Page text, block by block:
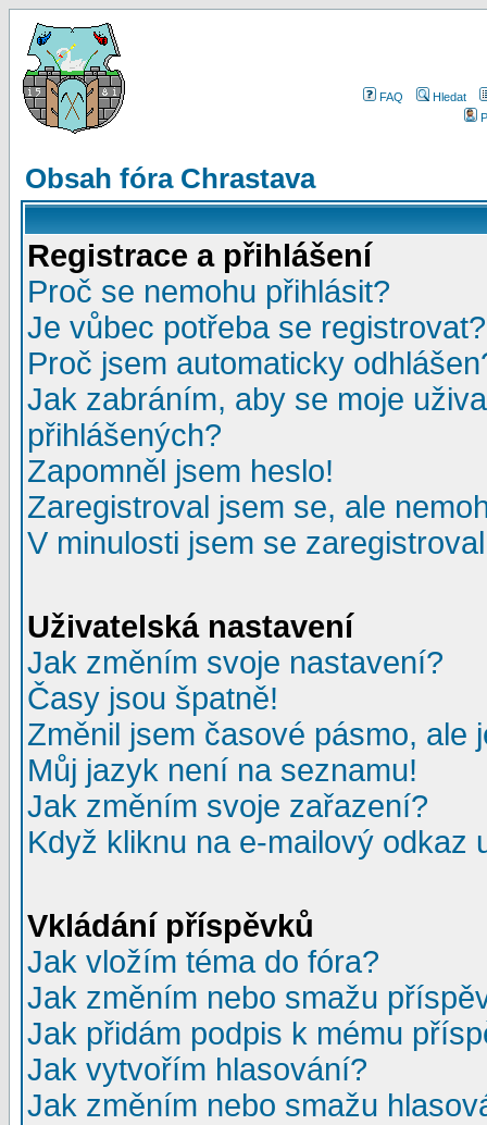
FAQ
Hledat
Obsah fóra Chrastava
Registrace a přihlášení
Proč se nemohu přihlásit?
Je vůbec potřeba se registrovat?
Proč jsem automaticky
Jak zabráním, aby se moje
přihlášených?
Zapomněl jsem heslo!
Zaregistroval jsem se, ale
V minulosti jsem se
Uživatelská nastavení
Jak změním svoje nastavení?
Časy jsou špatně!
Změnil jsem časové pásmo, ale
Můj jazyk není na seznamu!
Jak změním svoje zařazení?
Když kliknu na e-mailový odkaz
Vkládání příspěvků
Jak vložím téma do fóra?
Jak změním nebo smažu
Jak přidám podpis k mému
Jak vytvořím hlasování?
Jak změním nebo smažu